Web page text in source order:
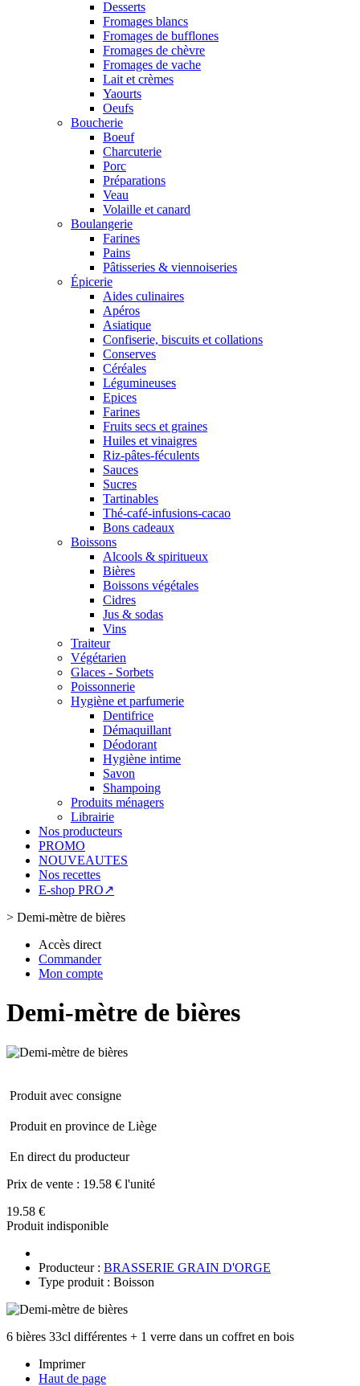
Desserts
Fromages blancs
Fromages de bufflones
Fromages de chèvre
Fromages de vache
Lait et crèmes
Yaourts
Oeufs
Boucherie
Boeuf
Charcuterie
Porc
Préparations
Veau
Volaille et canard
Boulangerie
Farines
Pains
Pâtisseries & viennoiseries
Épicerie
Aides culinaires
Apéros
Asiatique
Confiserie, biscuits et collations
Conserves
Céréales
Légumineuses
Epices
Farines
Fruits secs et graines
Huiles et vinaigres
Riz-pâtes-féculents
Sauces
Sucres
Tartinables
Thé-café-infusions-cacao
Bons cadeaux
Boissons
Alcools & spiritueux
Bières
Boissons végétales
Cidres
Jus & sodas
Vins
Traiteur
Végétarien
Glaces - Sorbets
Poissonnerie
Hygiène et parfumerie
Dentifrice
Démaquillant
Déodorant
Hygiène intime
Savon
Shampoing
Produits ménagers
Librairie
Nos producteurs
PROMO
NOUVEAUTES
Nos recettes
E-shop PRO↗
> Demi-mètre de bières
Accès direct
Commander
Mon compte
Demi-mètre de bières
Produit avec consigne
Produit en province de Liège
En direct du producteur
Prix de vente : 19.58 € l'unité
19.58 €
Produit indisponible
Producteur : BRASSERIE GRAIN D'ORGE
Type produit : Boisson
6 bières 33cl différentes + 1 verre dans un coffret en bois
Imprimer
Haut de page